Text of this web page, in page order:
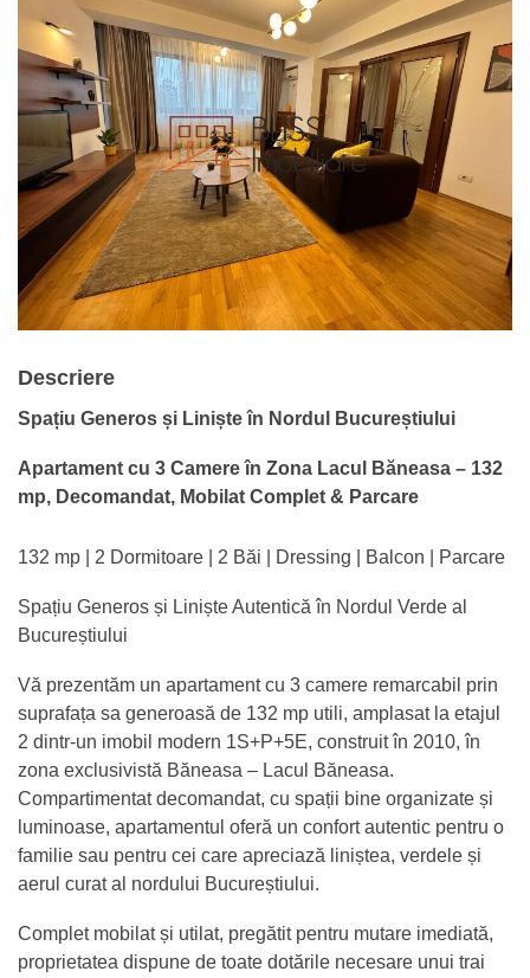
Descriere
Spațiu Generos și Liniște în Nordul Bucureștiului
Apartament cu 3 Camere în Zona Lacul Băneasa – 132
mp, Decomandat, Mobilat Complet & Parcare
132 mp | 2 Dormitoare | 2 Băi | Dressing | Balcon | Parcare
Spațiu Generos și Liniște Autentică în Nordul Verde al
Bucureștiului
Vă prezentăm un apartament cu 3 camere remarcabil prin
suprafața sa generoasă de 132 mp utili, amplasat la etajul
2 dintr-un imobil modern 1S+P+5E, construit în 2010, în
zona exclusivistă Băneasa – Lacul Băneasa.
Compartimentat decomandat, cu spații bine organizate și
luminoase, apartamentul oferă un confort autentic pentru o
familie sau pentru cei care apreciază liniștea, verdele și
aerul curat al nordului Bucureștiului.
Complet mobilat și utilat, pregătit pentru mutare imediată,
proprietatea dispune de toate dotările necesare unui trai